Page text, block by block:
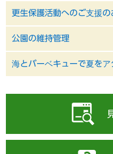
更生保護活動へのご支援の
公園の維持管理
海とバーベキューで夏をア